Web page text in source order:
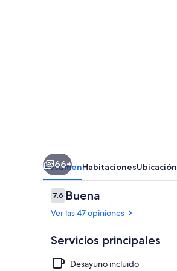
66+
ResumenHabitacionesUbicación
Opiniones
7.67.6 de 10,
Buena
Ver las 47 opiniones
Servicios principales
Desayuno incluido